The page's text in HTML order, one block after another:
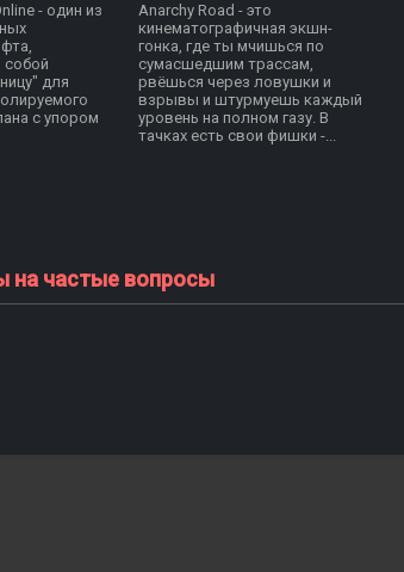
- один из
для
с упором
Anarchy Road - это
кинематографичная экшн-
гонка, где ты мчишься по
сумасшедшим трассам,
рвёшься через ловушки и
взрывы и штурмуешь каждый
уровень на полном газу. В
тачках есть свои фишки -...
на частые вопросы